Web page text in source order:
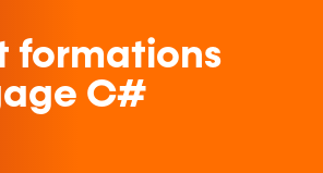
formations
C#